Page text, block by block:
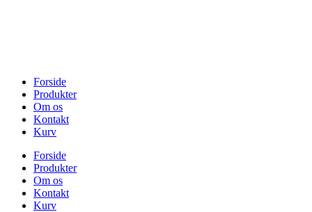
Forside
Produkter
Om os
Kontakt
Kurv
Forside
Produkter
Om os
Kontakt
Kurv